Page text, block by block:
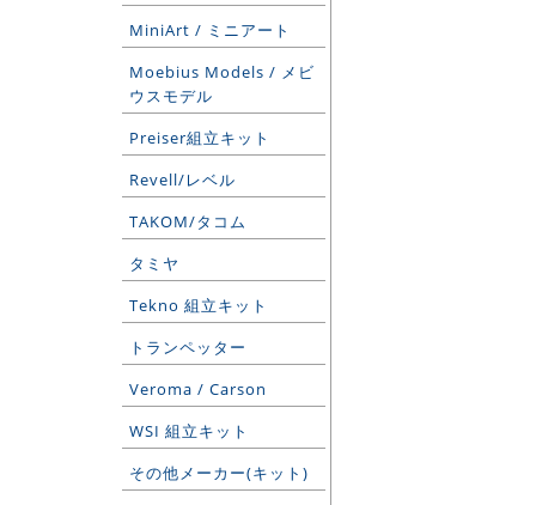
MiniArt / ミニアート
Moebius Models / メビ
ウスモデル
Preiser組立キット
Revell/レベル
TAKOM/タコム
タミヤ
Tekno 組立キット
トランペッター
Veroma / Carson
WSI 組立キット
その他メーカー(キット)